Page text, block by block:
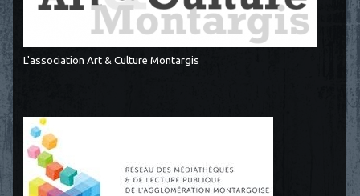
L'association Art & Culture Montargis